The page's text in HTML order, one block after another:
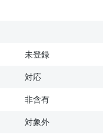
未登録
対応
非含有
対象外